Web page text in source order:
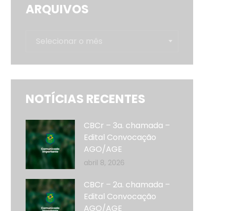
ARQUIVOS
Selecionar o mês
NOTÍCIAS RECENTES
abril 8, 2026
CBCr – 3a. chamada –
Edital Convocação
AGO/AGE
CBCr – 2a. chamada –
Edital Convocação
AGO/AGE